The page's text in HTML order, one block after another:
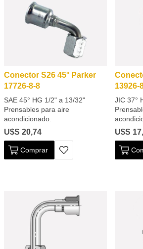
Conector S26 45° Parker
17726-8-8
SAE 45° HG 1/2" a 13/32"
Prensables para aire
acondicionado.
U$S 20,74
Comprar
13926-
JIC 37°
U$S